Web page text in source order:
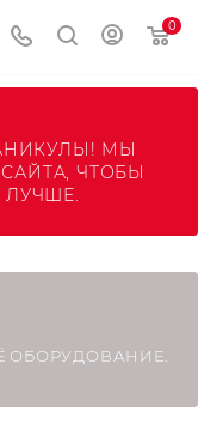
0
МЫ
ЧТОБЫ
ЛУЧШЕ.
ОБОРУДОВАНИЕ.